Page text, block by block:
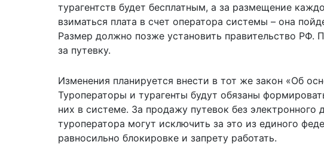
турагентств будет бесплатным, а за размещение
взиматься плата в счет оператора системы – она
Размер должно позже установить правительство РФ.
за путевку.
Изменения планируется внести в тот же закон «Об
Туроператоры и турагенты будут обязаны
них в системе. За продажу путевок без
туроператора могут исключить за это из единого
равносильно блокировке и запрету работать.